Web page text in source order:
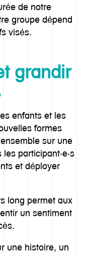
de notre
groupe dépend
visés.
grandir
enfants et les
formes
sur une
participant·e·s
et déployer
long permet aux
un sentiment
une histoire, un